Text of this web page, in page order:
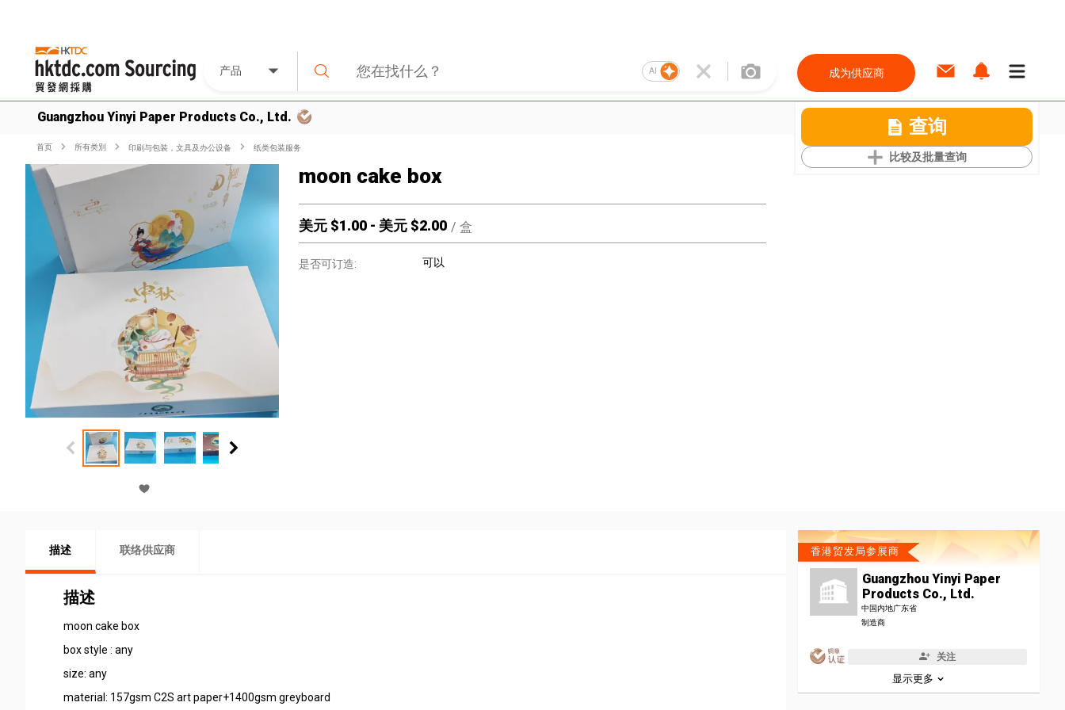
产品 AI 成为供应商
Guangzhou Yinyi Paper Products Co., Ltd. 查询
比较及批量查询
首页 所有类別 印刷与包装，文具及办公设备 纸类包装服务
moon cake box
美元 $1.00 - 美元 $2.00 / 盒
是否可订造: 可以
描述 联络供应商
描述
moon cake box
box style : any
size: any
material: 157gsm C2S art paper+1400gsm greyboard
香港贸发局参展商
Guangzhou Yinyi Paper
Products Co., Ltd.
中国内地广东省
制造商
关注
显示更多